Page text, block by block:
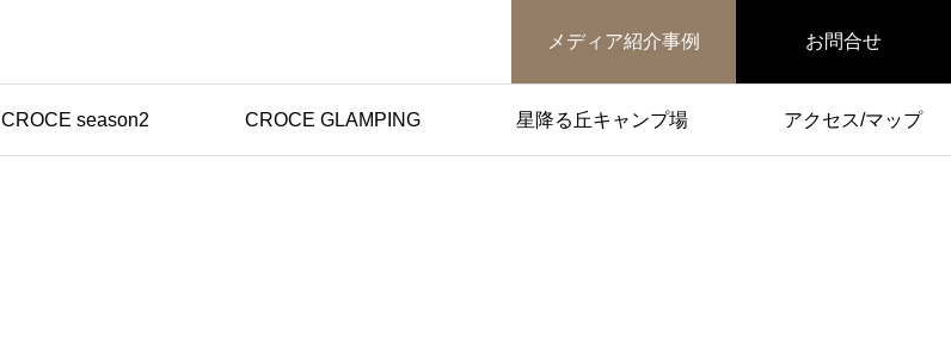
メディア紹介事例 お問合せ
CROCE season2 CROCE GLAMPING 星降る丘キャンプ場 アクセス/マップ